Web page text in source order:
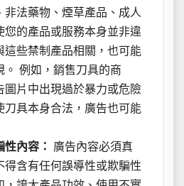
非法藥物、煙草產品、成人
您的產品或服務本身並非違
這些禁制產品相關，也可能
。 例如，銷售刀具的商
圖片中出現過於暴力或危險
刀具本身合法，廣告也可能
內容：
廣告內容必須真
得含有任何誤導性或欺騙性